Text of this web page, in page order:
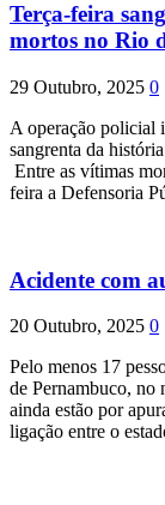
Terça-feira
mortos no Rio
29 Outubro, 2025 0
A operação policial
sangrenta da
Entre as vítimas
feira a Defensoria
Acidente com
20 Outubro, 2025 0
Pelo menos 17
de Pernambuco, no
ainda estão por
ligação entre o